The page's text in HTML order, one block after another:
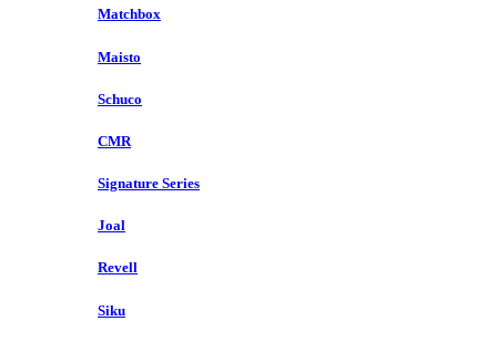
Matchbox
Maisto
Schuco
CMR
Signature Series
Joal
Revell
Siku